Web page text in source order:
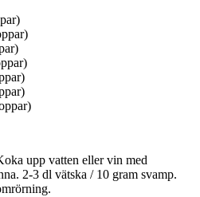
upp vatten eller vin med
2-3 dl vätska / 10 gram svamp.